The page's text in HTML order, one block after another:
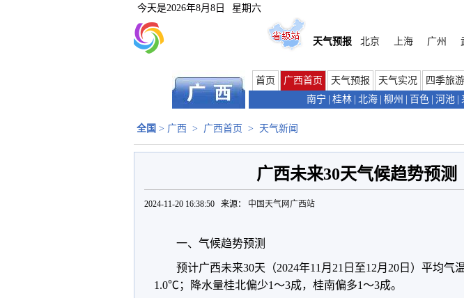
今天是2026年8月8日 星期六
天气预报
北京 上海 广州
首页 广西首页 天气预报 天气实况 四季旅游
南宁
桂林 北海 柳州 百色 河池
全国 > 广西 > 广西首页 > 天气新闻
广西未来30天气候趋势预测
2024-11-20 16:38:50 来源： 中国天气网广西站
一、气候趋势预测
预计广西未来30天（2024年11月21日至12月20日）平均气
1.0℃；降水量桂北偏少1～3成，桂南偏多1～3成。